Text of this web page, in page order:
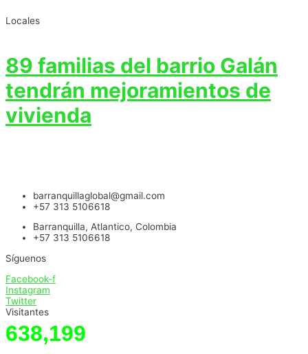
Locales
89 familias del barrio Galán
tendrán mejoramientos de
vivienda
barranquillaglobal@gmail.com
+57 313 5106618
Barranquilla, Atlantico, Colombia
+57 313 5106618
Síguenos
Facebook-f
Instagram
Twitter
Visitantes
638,199